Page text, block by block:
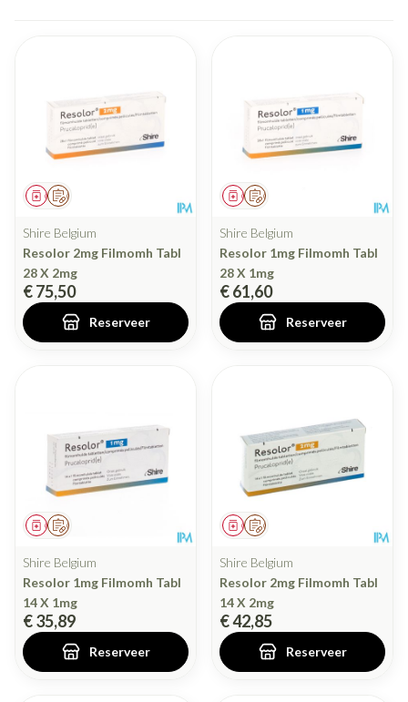
Op voorschrift
Geneesmiddel
Shire Belgium
Resolor 2mg Filmomh Tabl
28 X 2mg
€ 75,50
Reserveer
Op voorschrift
Geneesmiddel
Shire Belgium
Resolor 1mg Filmomh Tabl
28 X 1mg
€ 61,60
Reserveer
Op voorschrift
Geneesmiddel
Shire Belgium
Resolor 1mg Filmomh Tabl
14 X 1mg
€ 35,89
Reserveer
Op voorschrift
Geneesmiddel
Shire Belgium
Resolor 2mg Filmomh Tabl
14 X 2mg
€ 42,85
Reserveer